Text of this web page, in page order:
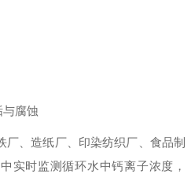
腐蚀
、造纸厂、印染纺织厂、食品制
实时监测循环水中钙离子浓度，